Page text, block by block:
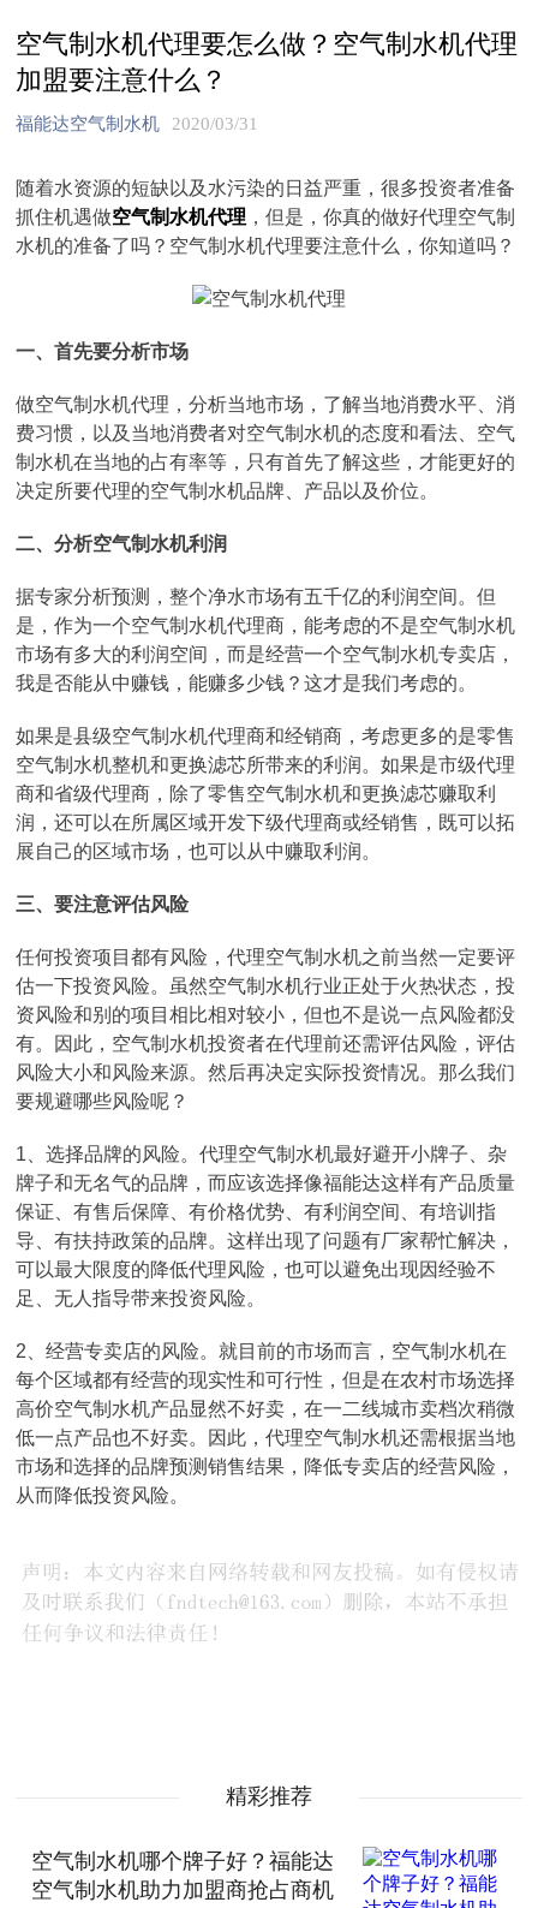
空气制水机代理要怎么做？空气制水机代理
加盟要注意什么？
福能达空气制水机 2020/03/31
随着水资源的短缺以及水污染的日益严重，很多投资者准备
抓住机遇做空气制水机代理 ，但是，你真的做好代理空气制
水机的准备了吗？空气制水机代理要注意什么，你知道吗？
一、首先要分析市场
做空气制水机代理，分析当地市场，了解当地消费水平、消
费习惯，以及当地消费者对空气制水机的态度和看法、空气
制水机在当地的占有率等，只有首先了解这些，才能更好的
决定所要代理的空气制水机品牌、产品以及价位。
二、分析空气制水机利润
据专家分析预测，整个净水市场有五千亿的利润空间。但
是，作为一个空气制水机代理商，能考虑的不是空气制水机
市场有多大的利润空间，而是经营一个空气制水机专卖店，
我是否能从中赚钱，能赚多少钱？这才是我们考虑的。
如果是县级空气制水机代理商和经销商，考虑更多的是零售
空气制水机整机和更换滤芯所带来的利润。如果是市级代理
商和省级代理商，除了零售空气制水机和更换滤芯赚取利
润，还可以在所属区域开发下级代理商或经销售，既可以拓
展自己的区域市场，也可以从中赚取利润。
三、要注意评估风险
任何投资项目都有风险，代理空气制水机之前当然一定要评
估一下投资风险。虽然空气制水机行业正处于火热状态，投
资风险和别的项目相比相对较小，但也不是说一点风险都没
有。因此，空气制水机投资者在代理前还需评估风险，评估
风险大小和风险来源。然后再决定实际投资情况。那么我们
要规避哪些风险呢？
1、选择品牌的风险。代理空气制水机最好避开小牌子、杂
牌子和无名气的品牌，而应该选择像福能达这样有产品质量
保证、有售后保障、有价格优势、有利润空间、有培训指
导、有扶持政策的品牌。这样出现了问题有厂家帮忙解决，
可以最大限度的降低代理风险，也可以避免出现因经验不
足、无人指导带来投资风险。
2、经营专卖店的风险。就目前的市场而言，空气制水机在
每个区域都有经营的现实性和可行性，但是在农村市场选择
高价空气制水机产品显然不好卖，在一二线城市卖档次稍微
低一点产品也不好卖。因此，代理空气制水机还需根据当地
市场和选择的品牌预测销售结果，降低专卖店的经营风险，
从而降低投资风险。
精彩推荐
空气制水机哪个牌子好？福能达
空气制水机助力加盟商抢占商机